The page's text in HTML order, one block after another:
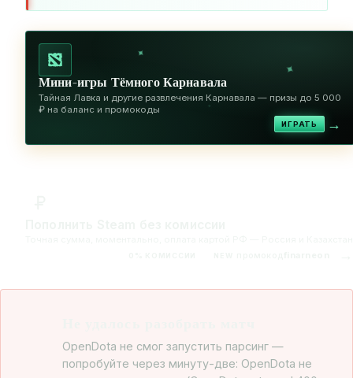
✦
✦
✦
Мини-игры Тёмного Карнавала
Тайная Лавка и другие развлечения Карнавала — призы до 5 000
₽ на баланс и промокоды
ИГРАТЬ →
OpenDota не смог запустить парсинг —
попробуйте через минуту-две: OpenDota не